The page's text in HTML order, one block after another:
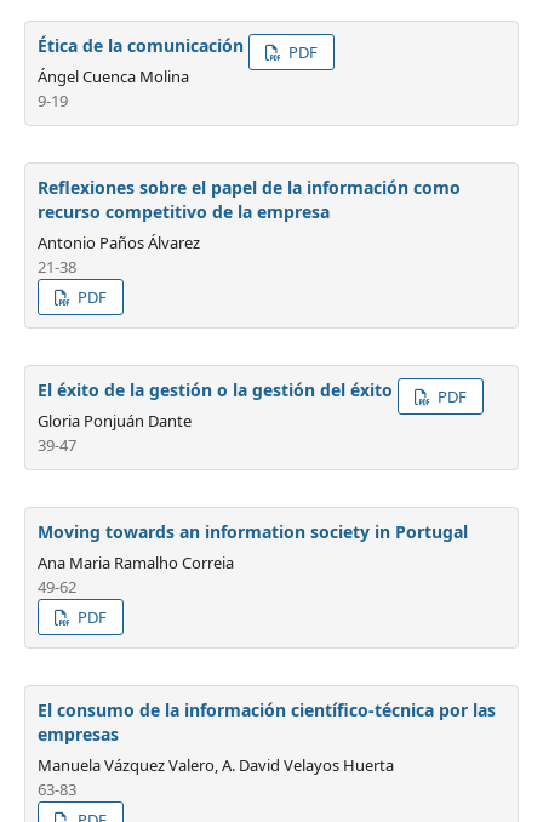
Ética de la comunicación
Ángel Cuenca Molina
9-19
PDF
Reflexiones sobre el papel de la información como
recurso competitivo de la empresa
Antonio Paños Álvarez
21-38
PDF
El éxito de la gestión o la gestión del éxito
Gloria Ponjuán Dante
39-47
PDF
Moving towards an information society in Portugal
Ana Maria Ramalho Correia
49-62
PDF
El consumo de la información científico-técnica por las
empresas
Manuela Vázquez Valero, A. David Velayos Huerta
63-83